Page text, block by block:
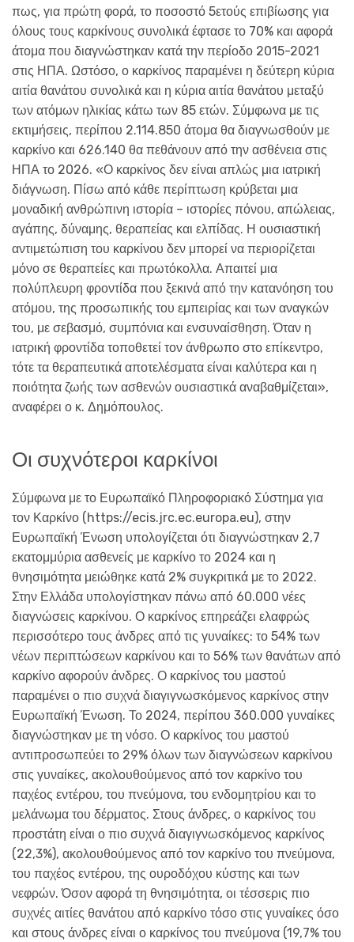
πως, για πρώτη φορά, το ποσοστό 5ετούς επιβίωσης για
όλους τους καρκίνους συνολικά έφτασε το 70% και αφορά
άτομα που διαγνώστηκαν κατά την περίοδο 2015-2021
στις ΗΠΑ. Ωστόσο, ο καρκίνος παραμένει η δεύτερη κύρια
αιτία θανάτου συνολικά και η κύρια αιτία θανάτου μεταξύ
των ατόμων ηλικίας κάτω των 85 ετών. Σύμφωνα με τις
εκτιμήσεις, περίπου 2.114.850 άτομα θα διαγνωσθούν με
καρκίνο και 626.140 θα πεθάνουν από την ασθένεια στις
ΗΠΑ το 2026. «Ο καρκίνος δεν είναι απλώς μια ιατρική
διάγνωση. Πίσω από κάθε περίπτωση κρύβεται μια
μοναδική ανθρώπινη ιστορία – ιστορίες πόνου, απώλειας,
αγάπης, δύναμης, θεραπείας και ελπίδας. Η ουσιαστική
αντιμετώπιση του καρκίνου δεν μπορεί να περιορίζεται
μόνο σε θεραπείες και πρωτόκολλα. Απαιτεί μια
πολύπλευρη φροντίδα που ξεκινά από την κατανόηση του
ατόμου, της προσωπικής του εμπειρίας και των αναγκών
του, με σεβασμό, συμπόνια και ενσυναίσθηση. Όταν η
ιατρική φροντίδα τοποθετεί τον άνθρωπο στο επίκεντρο,
τότε τα θεραπευτικά αποτελέσματα είναι καλύτερα και η
ποιότητα ζωής των ασθενών ουσιαστικά αναβαθμίζεται»,
αναφέρει ο κ. Δημόπουλος.
Οι συχνότεροι καρκίνοι
Σύμφωνα με το Ευρωπαϊκό Πληροφοριακό Σύστημα για
τον Καρκίνο (https://ecis.jrc.ec.europa.eu), στην
Ευρωπαϊκή Ένωση υπολογίζεται ότι διαγνώστηκαν 2,7
εκατομμύρια ασθενείς με καρκίνο το 2024 και η
θνησιμότητα μειώθηκε κατά 2% συγκριτικά με το 2022.
Στην Ελλάδα υπολογίστηκαν πάνω από 60.000 νέες
διαγνώσεις καρκίνου. Ο καρκίνος επηρεάζει ελαφρώς
περισσότερο τους άνδρες από τις γυναίκες: το 54% των
νέων περιπτώσεων καρκίνου και το 56% των θανάτων από
καρκίνο αφορούν άνδρες. Ο καρκίνος του μαστού
παραμένει ο πιο συχνά διαγιγνωσκόμενος καρκίνος στην
Ευρωπαϊκή Ένωση. Το 2024, περίπου 360.000 γυναίκες
διαγνώστηκαν με τη νόσο. Ο καρκίνος του μαστού
αντιπροσωπεύει το 29% όλων των διαγνώσεων καρκίνου
στις γυναίκες, ακολουθούμενος από τον καρκίνο του
παχέος εντέρου, του πνεύμονα, του ενδομητρίου και το
μελάνωμα του δέρματος. Στους άνδρες, ο καρκίνος του
προστάτη είναι ο πιο συχνά διαγιγνωσκόμενος καρκίνος
(22,3%), ακολουθούμενος από τον καρκίνο του πνεύμονα,
του παχέος εντέρου, της ουροδόχου κύστης και των
νεφρών. Όσον αφορά τη θνησιμότητα, οι τέσσερις πιο
συχνές αιτίες θανάτου από καρκίνο τόσο στις γυναίκες όσο
και στους άνδρες είναι ο καρκίνος του πνεύμονα (19,7% του